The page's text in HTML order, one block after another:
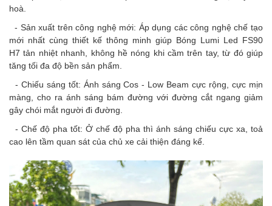
hoà.
- Sản xuất trên công nghệ mới: Áp dụng các công nghệ chế tạo
mới nhất cùng thiết kế thông minh giúp Bóng Lumi Led FS90
H7 tản nhiệt nhanh, không hề nóng khi cầm trên tay, từ đó giúp
tăng tối đa độ bền sản phẩm.
- Chiếu sáng tốt: Ánh sáng Cos - Low Beam cực rộng, cực mịn
màng, cho ra ánh sáng bám đường với đường cắt ngang giảm
gây chói mắt người đi đường.
- Chế độ pha tốt: Ở chế độ pha thì ánh sáng chiếu cực xa, toả
cao lên tầm quan sát của chủ xe cải thiện đáng kể.